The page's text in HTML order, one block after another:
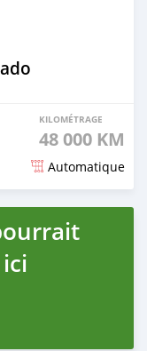
KILOMÉTRAGE
48 000 KM
Automatique